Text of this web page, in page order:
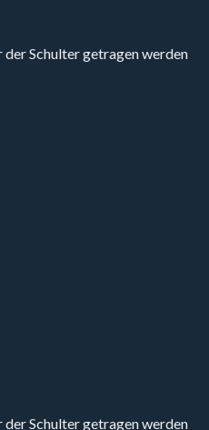
Schulter getragen werden
Schulter getragen werden